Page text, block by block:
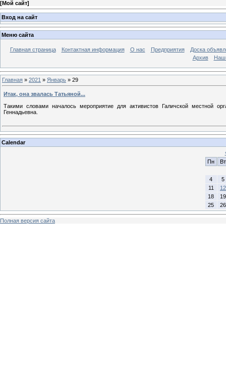
[Мой сайт]
Вход на сайт
Меню сайта
Главная страница Контактная информация О нас Предприятия
Доска
Архив
Главная » 2021 » Январь » 29
Итак, она звалась Татьяной...
Такими словами началось мероприятие для активистов Галичской местной
Геннадьевна.
Calendar
Пн
Вт
4
5
11
12
18
19
25
26
Полная версия сайта